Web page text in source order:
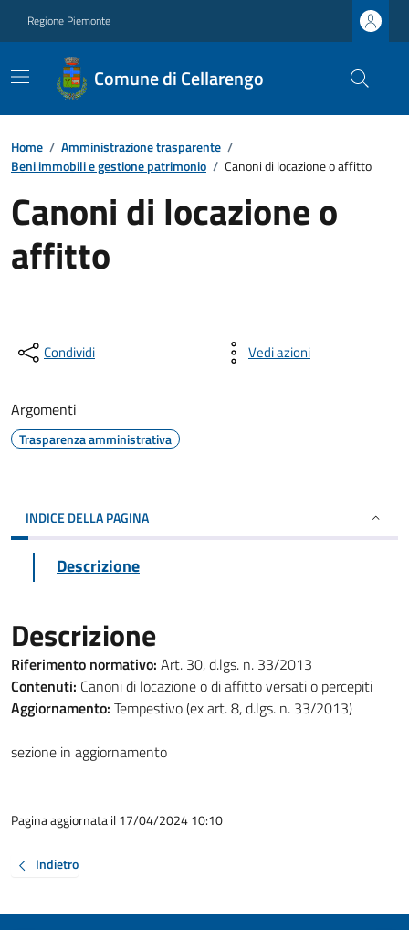
Regione Piemonte
Comune di Cellarengo
Home / Amministrazione trasparente /
Beni immobili e gestione patrimonio / Canoni di locazione o affitto
Canoni di locazione o
affitto
Condividi Vedi azioni
Argomenti
Trasparenza amministrativa
INDICE DELLA PAGINA
Descrizione
Descrizione
Riferimento normativo: Art. 30, d.lgs. n. 33/2013
Contenuti: Canoni di locazione o di affitto versati o percepiti
Aggiornamento: Tempestivo (ex art. 8, d.lgs. n. 33/2013)
sezione in aggiornamento
Pagina aggiornata il 17/04/2024 10:10
Indietro